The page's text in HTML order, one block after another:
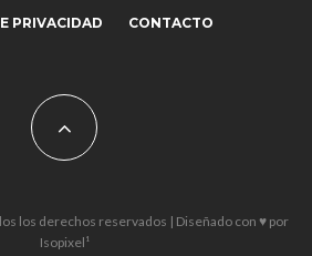
PRIVACIDAD CONTACTO
los derechos reservados | Diseñado con ♥ por
Isopixel¹